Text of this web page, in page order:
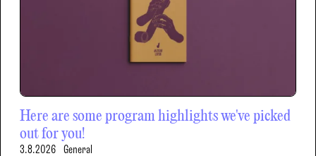
Here are some program highlights we've picked
out for you!
3.8.2026 General